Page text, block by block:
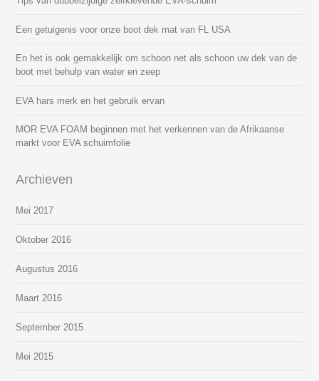
Een getuigenis voor onze boot dek mat van FL USA
En het is ook gemakkelijk om schoon net als schoon uw dek van de
boot met behulp van water en zeep
EVA hars merk en het gebruik ervan
MOR EVA FOAM beginnen met het verkennen van de Afrikaanse
markt voor EVA schuimfolie
Archieven
Mei 2017
Oktober 2016
Augustus 2016
Maart 2016
September 2015
Mei 2015